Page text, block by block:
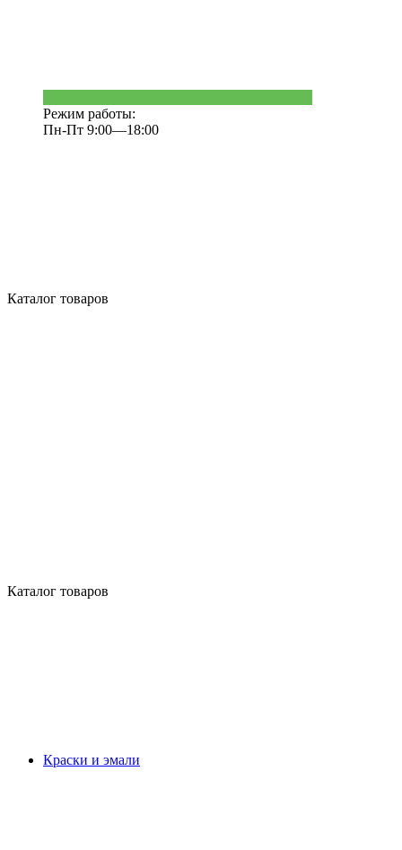
Режим работы:
Пн-Пт 9:00—18:00
Каталог товаров
Каталог товаров
Краски и эмали